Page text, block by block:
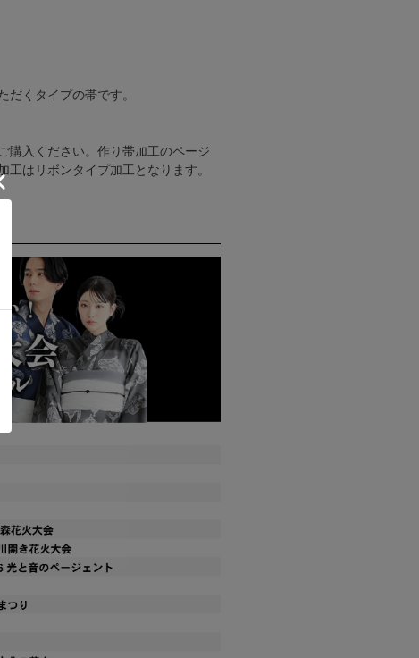
くタイプの帯です。
購入ください。作り帯加工のページ
工はリボンタイプ加工となります。